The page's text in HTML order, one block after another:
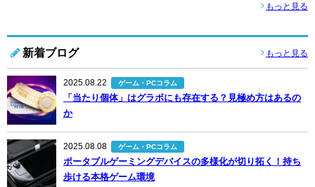
もっと見る
新着ブログ もっと見る
2025.08.22 ゲーム・PCコラム
「当たり個体」はグラボにも存在する？見極め方はあるの
か
2025.08.08 ゲーム・PCコラム
ポータブルゲーミングデバイスの多様化が切り拓く！持ち
歩ける本格ゲーム環境